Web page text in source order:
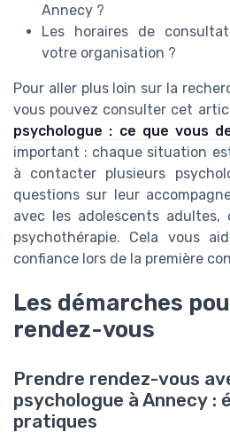
Annecy ?
Les horaires de
votre organisation ?
Pour aller plus loin sur la
vous pouvez consulter cet
psychologue : ce que vous
important : chaque situation
à contacter plusieurs
questions sur leur
avec les adolescents
psychothérapie. Cela vous
confiance lors de la première
Les démarches
rendez-vous
Prendre rendez-vous
psychologue à Annecy :
pratiques